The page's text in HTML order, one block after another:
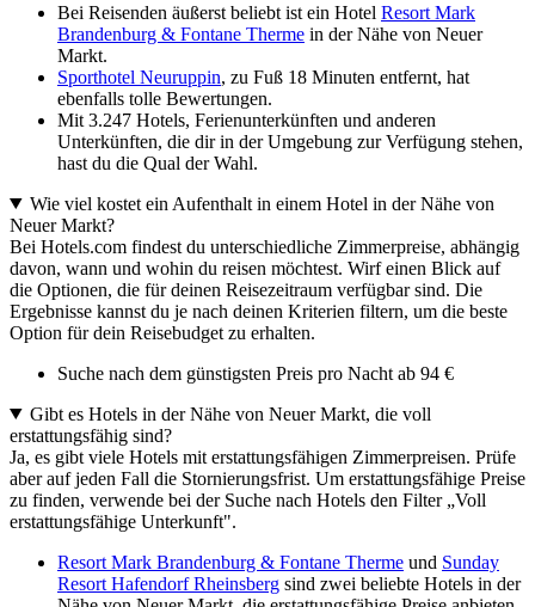
Bei Reisenden äußerst beliebt ist ein Hotel Resort Mark
Brandenburg & Fontane Therme in der Nähe von Neuer
Markt.
Sporthotel Neuruppin, zu Fuß 18 Minuten entfernt, hat
ebenfalls tolle Bewertungen.
Mit 3.247 Hotels, Ferienunterkünften und anderen
Unterkünften, die dir in der Umgebung zur Verfügung stehen,
hast du die Qual der Wahl.
Wie viel kostet ein Aufenthalt in einem Hotel in der Nähe von
Neuer Markt?
Bei Hotels.com findest du unterschiedliche Zimmerpreise, abhängig
davon, wann und wohin du reisen möchtest. Wirf einen Blick auf
die Optionen, die für deinen Reisezeitraum verfügbar sind. Die
Ergebnisse kannst du je nach deinen Kriterien filtern, um die beste
Option für dein Reisebudget zu erhalten.
Suche nach dem günstigsten Preis pro Nacht ab 94 €
Gibt es Hotels in der Nähe von Neuer Markt, die voll
erstattungsfähig sind?
Ja, es gibt viele Hotels mit erstattungsfähigen Zimmerpreisen. Prüfe
aber auf jeden Fall die Stornierungsfrist. Um erstattungsfähige Preise
zu finden, verwende bei der Suche nach Hotels den Filter „Voll
erstattungsfähige Unterkunft".
Resort Mark Brandenburg & Fontane Therme und Sunday
Resort Hafendorf Rheinsberg sind zwei beliebte Hotels in der